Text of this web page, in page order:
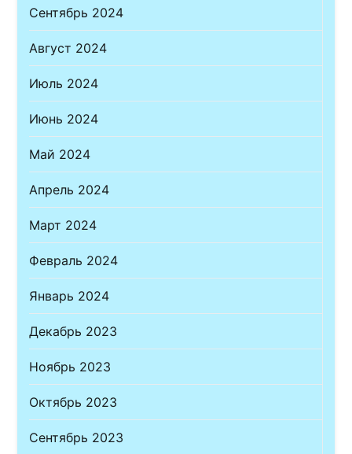
Сентябрь 2024
Август 2024
Июль 2024
Июнь 2024
Май 2024
Апрель 2024
Март 2024
Февраль 2024
Январь 2024
Декабрь 2023
Ноябрь 2023
Октябрь 2023
Сентябрь 2023